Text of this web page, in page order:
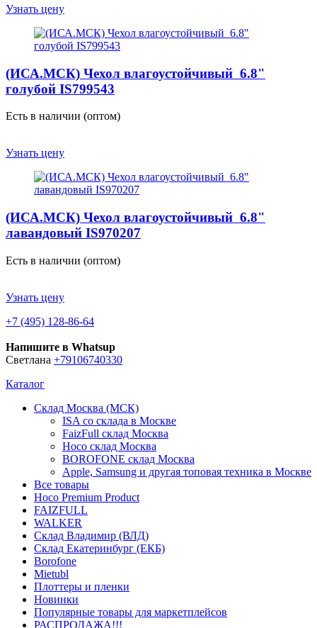
Узнать цену
(ИСА.МСК) Чехол влагоустойчивый 6.8"
голубой IS799543
Есть в наличии (оптом)
Узнать цену
(ИСА.МСК) Чехол влагоустойчивый 6.8"
лавандовый IS970207
Есть в наличии (оптом)
Узнать цену
+7 (495) 128-86-64
Напишите в Whatsup
Светлана +79106740330
Каталог
Склад Москва (МСК)
ISA со склада в Москве
FaizFull склад Москва
Hoco склад Москва
BOROFONE склад Москва
Apple, Samsung и другая топовая техника в Москве
Все товары
Hoco Premium Product
FAIZFULL
WALKER
Склад Владимир (ВЛД)
Склад Екатеринбург (ЕКБ)
Borofone
Mietubl
Плоттеры и пленки
Новинки
Популярные товары для маркетплейсов
РАСПРОДАЖА!!!